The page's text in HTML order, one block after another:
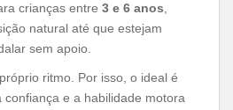
crianças entre 3 e 6 anos
natural até que estejam
sem apoio.
ritmo. Por isso, o ideal é
e a habilidade motora